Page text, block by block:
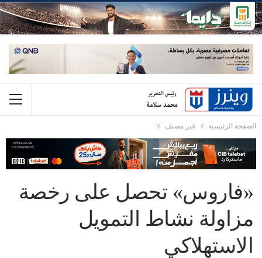
الصفحة الرئيسية غير مصنف
«فاروس» تحصل على رخصة
مزاولة نشاط التمويل
الاستهلاكي